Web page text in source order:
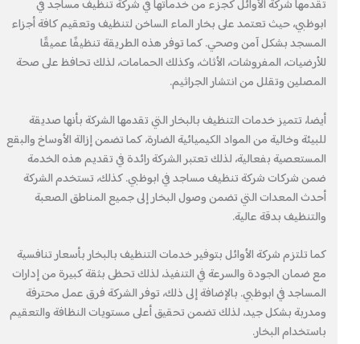
تقدمها شركة الأوائل كجزء من خدماتها في شركة تنظيف مساجد في
ابوظبي، حيث تعتمد على بخار الماء الساخن لتنظيف وتعقيم كافة أجزاء
المسجد بشكل آمن وصحي. كما توفر هذه الطريقة تنظيفًا عميقًا
للأرضيات، المفروشات، الأثاث، وكذلك الحمامات، لذلك تحافظ على صحة
المصلين وتقلل من انتشار الجراثيم.
أيضا، تتميز خدمات التنظيف بالبخار التي تقدمها الشركة بأنها صديقة
للبيئة وخالية من المواد الكيميائية الضارة، كما تضمن إزالة الأوساخ والبقع
المستعصية بفعالية، لذلك تعتبر الشركة رائدة في تقديم هذه الخدمة
ضمن شركات شركة تنظيف مساجد في ابوظبي. كذلك، تستخدم الشركة
أحدث المعدات التي تضمن وصول البخار إلى جميع المناطق الصعبة
والتنظيف بدقة عالية.
كما تلتزم شركة الأوائل بتوفير خدمات التنظيف بالبخار بأسعار تنافسية
مع ضمان الجودة والسرعة في التنفيذ، لذلك تحظى بثقة كبيرة من إدارات
المساجد في ابوظبي. بالإضافة إلى ذلك، توفر الشركة فرق عمل محترفة
ومدربة بشكل جيد، لذلك تضمن تحقيق أعلى مستويات النظافة والتعقيم
باستخدام البخار.